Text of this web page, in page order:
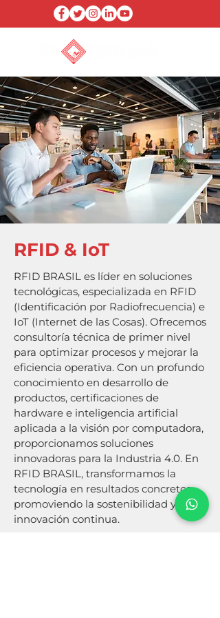
RFID & IoT
RFID BRASIL es líder en soluciones
tecnológicas, especializada en RFID
(Identificación por Radiofrecuencia) e
IoT (Internet de las Cosas). Ofrecemos
consultoría técnica de primer nivel
para optimizar procesos y mejorar la
eficiencia operativa. Con un profundo
conocimiento en desarrollo de
productos, certificaciones de
hardware e inteligencia artificial
aplicada a la visión por computadora,
proporcionamos soluciones
innovadoras para la Industria 4.0. En
RFID BRASIL, transformamos la
tecnología en resultados concretos,
promoviendo la sostenibilidad y la
innovación continua.